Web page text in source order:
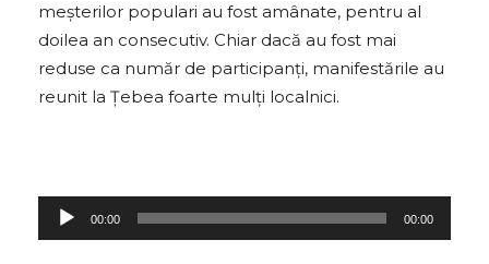
meşterilor populari au fost amânate, pentru al
doilea an consecutiv. Chiar dacă au fost mai
reduse ca număr de participanți, manifestările au
reunit la Țebea foarte mulți localnici.
l
00:00 00:00